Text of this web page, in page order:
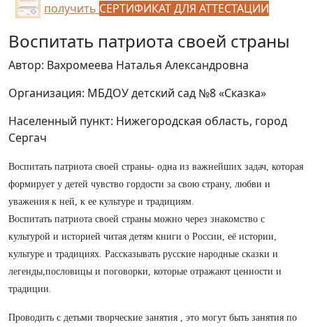
получить СЕРТИФИКАТ ДЛЯ АТТЕСТАЦИИ
Воспитать патриота своей страны
Автор: Вахромеева Наталья Александровна
Организация: МБДОУ детский сад №8 «Сказка»
Населенный пункт: Нижегородская область, город
Сергач
Воспитать патриота своей страны- одна из важнейших задач, которая
формирует у детей чувство гордости за свою страну, любви и
уважения к ней, к ее культуре и традициям.
Воспитать патриота своей страны можно через знакомство с
культурой и историей читая детям книги о России, её истории,
культуре и традициях. Рассказывать русские народные сказки и
легенды,пословицы и поговорки, которые отражают ценности и
традиции.
Проводить с детьми творческие занятия , это могут быть занятия по